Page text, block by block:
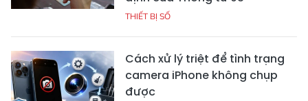
THIẾT BỊ SỐ
Cách xử lý triệt để tình trạng
camera iPhone không chụp
được